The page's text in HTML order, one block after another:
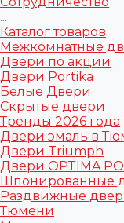
...
Каталог товаров
Межкомнатные
Двери по акции
Двери Portika
Белые Двери
Скрытые двери
Тренды 2026 года
Двери эмаль в
Двери Triumph
Двери OPTIMA
Шпонированные
Раздвижные
Тюмени